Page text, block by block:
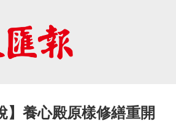
】養心殿原樣修繕重開